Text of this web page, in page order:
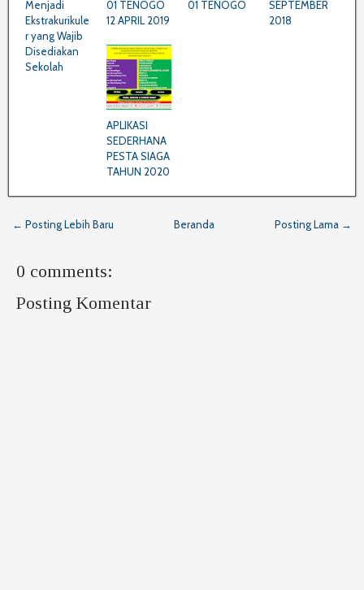
Menjadi
Ekstrakurikule
r yang Wajib
Disediakan
Sekolah
01 TENOGO
12 APRIL 2019
01 TENOGO
SEPTEMBER
2018
APLIKASI
SEDERHANA
PESTA SIAGA
TAHUN 2020
← Posting Lebih Baru Posting Lama →
Beranda
0 comments:
Posting Komentar